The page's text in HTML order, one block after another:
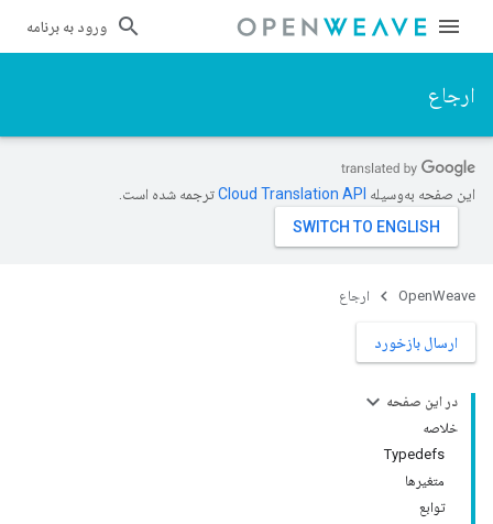
ورود به برنامه
ارجاع
این صفحه به‌وسیله ترجمه شده است.
OpenWeave ارجاع
ارسال بازخورد
در این صفحه
خلاصه
Typedefs
متغیرها
توابع